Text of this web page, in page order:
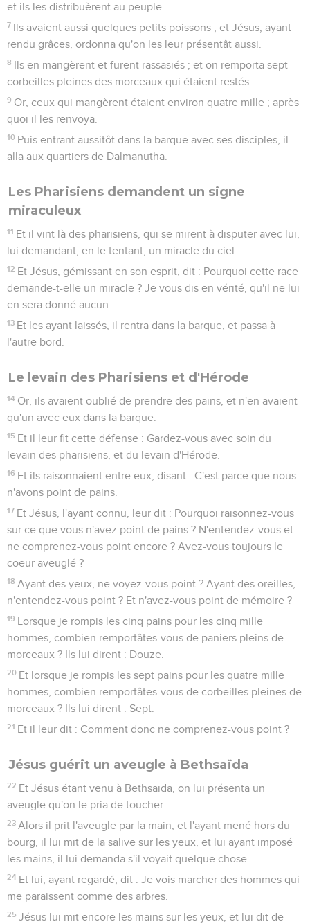
et ils les distribuèrent au peuple.
7 Ils avaient aussi quelques petits poissons ; et Jésus, ayant
rendu grâces, ordonna qu'on les leur présentât aussi.
8 Ils en mangèrent et furent rassasiés ; et on remporta sept
corbeilles pleines des morceaux qui étaient restés.
9 Or, ceux qui mangèrent étaient environ quatre mille ; après
quoi il les renvoya.
10 Puis entrant aussitôt dans la barque avec ses disciples, il
alla aux quartiers de Dalmanutha.
Les Pharisiens demandent un signe
miraculeux
11 Et il vint là des pharisiens, qui se mirent à disputer avec lui,
lui demandant, en le tentant, un miracle du ciel.
12 Et Jésus, gémissant en son esprit, dit : Pourquoi cette race
demande-t-elle un miracle ? Je vous dis en vérité, qu'il ne lui
en sera donné aucun.
13 Et les ayant laissés, il rentra dans la barque, et passa à
l'autre bord.
Le levain des Pharisiens et d'Hérode
14 Or, ils avaient oublié de prendre des pains, et n'en avaient
qu'un avec eux dans la barque.
15 Et il leur fit cette défense : Gardez-vous avec soin du
levain des pharisiens, et du levain d'Hérode.
16 Et ils raisonnaient entre eux, disant : C'est parce que nous
n'avons point de pains.
17 Et Jésus, l'ayant connu, leur dit : Pourquoi raisonnez-vous
sur ce que vous n'avez point de pains ? N'entendez-vous et
ne comprenez-vous point encore ? Avez-vous toujours le
coeur aveuglé ?
18 Ayant des yeux, ne voyez-vous point ? Ayant des oreilles,
n'entendez-vous point ? Et n'avez-vous point de mémoire ?
19 Lorsque je rompis les cinq pains pour les cinq mille
hommes, combien remportâtes-vous de paniers pleins de
morceaux ? Ils lui dirent : Douze.
20 Et lorsque je rompis les sept pains pour les quatre mille
hommes, combien remportâtes-vous de corbeilles pleines de
morceaux ? Ils lui dirent : Sept.
21 Et il leur dit : Comment donc ne comprenez-vous point ?
Jésus guérit un aveugle à Bethsaïda
22 Et Jésus étant venu à Bethsaïda, on lui présenta un
aveugle qu'on le pria de toucher.
23 Alors il prit l'aveugle par la main, et l'ayant mené hors du
bourg, il lui mit de la salive sur les yeux, et lui ayant imposé
les mains, il lui demanda s'il voyait quelque chose.
24 Et lui, ayant regardé, dit : Je vois marcher des hommes qui
me paraissent comme des arbres.
25 Jésus lui mit encore les mains sur les yeux, et lui dit de